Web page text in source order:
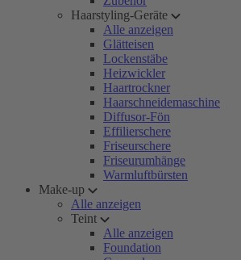
Haarstyling-Geräte
Alle anzeigen
Glätteisen
Lockenstäbe
Heizwickler
Haartrockner
Haarschneidemaschine
Diffusor-Fön
Effilierschere
Friseurschere
Friseurumhänge
Warmluftbürsten
Make-up
Alle anzeigen
Teint
Alle anzeigen
Foundation